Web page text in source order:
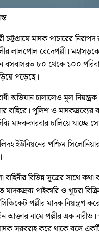
মাদক পাচারের
লালপোল বেদেপল্লী।
বসবাসরত ৮০ থেকে ১০০
পড়েছে।
অভিযান চালালেও মূল
বাহিরে। পুলিশ ও
মাদককারবার চালিয়ে যাচ্ছে
ইউনিয়নের পশ্চিম
বিভিন্ন সূত্রের সাথে
পাইকারি ও খুচরা
পল্লীর মাদক নিয়ন্ত্রণ
নামে পল্লীর এক নারীও।
সরবরাহ করে থাকে বলে